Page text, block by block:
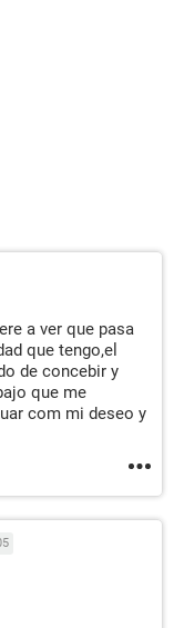
a ver que pasa
que tengo,el
de concebir y
que me
com mi deseo y